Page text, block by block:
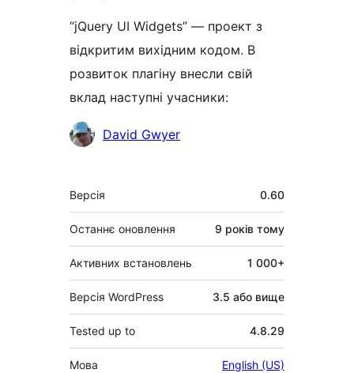
“jQuery UI Widgets” — проект з
відкритим вихідним кодом. В
розвиток плагіну внесли свій
вклад наступні учасники:
УчасникиDavid Gwyer
Мета
Версія 0.60
Останнє оновлення 9 років тому
Активних встановлень 1 000+
Версія WordPress 3.5 або вище
Tested up to 4.8.29
Мова English (US)